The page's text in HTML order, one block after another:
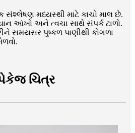
સંશ્લેષણ મધ્યસ્થી માટે કાચો માલ છે.
આંખો અને ત્વચા સાથે સંપર્ક ટાળો.
સમયસર પુષ્કળ પાણીથી કોગળા
ચિત્ર